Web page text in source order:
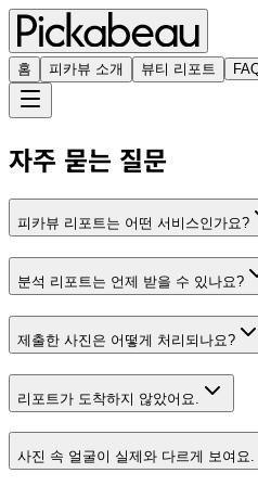
홈 피카뷰 소개 뷰티 리포트
자주 묻는 질문
피카뷰 리포트는 어떤 서비스인가요?
분석 리포트는 언제 받을 수 있나요?
제출한 사진은 어떻게 처리되나요?
리포트가 도착하지 않았어요.
사진 속 얼굴이 실제와 다르게 보여요